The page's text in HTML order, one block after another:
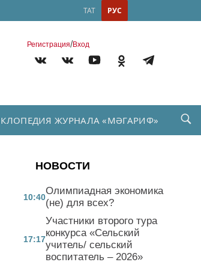
РУС
ТАТ
Регистрация/Вход
ЖУРНАЛА «МӘГАРИФ»
НОВОСТИ
10:40
Олимпиадная экономика
(не) для всех?
17:17
Участники второго тура
конкурса «Сельский
учитель/ сельский
воспитатель – 2026»